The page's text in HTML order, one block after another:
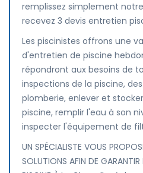
remplissez simplement
recevez 3 devis entretien
Les piscinistes offrons une
d'entretien de piscine
répondront aux besoins de
inspections de la piscine,
plomberie, enlever et
piscine, remplir l'eau à son
inspecter l'équipement de
UN SPÉCIALISTE VOUS
SOLUTIONS AFIN DE GARANTIR